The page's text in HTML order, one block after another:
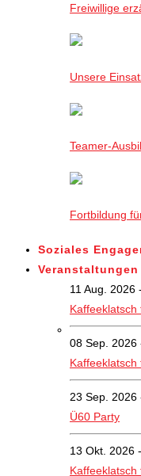
Freiwillige
Unsere
Teamer-
Fortbildung
Soziales
Veranstaltungen
11 Aug. 2026
Kaffeeklatsch
08 Sep. 2026
Kaffeeklatsch
23 Sep.
Ü60 Party
13 Okt. 2026
Kaffeeklatsch